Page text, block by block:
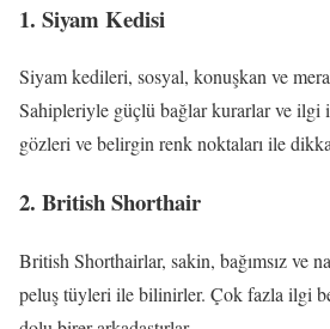
1. Siyam Kedisi
Siyam kedileri, sosyal, konuşkan ve
Sahipleriyle güçlü bağlar kurarlar ve ilgi
gözleri ve belirgin renk noktaları ile
2. British Shorthair
British Shorthairlar, sakin, bağımsız ve
peluş tüyleri ile bilinirler. Çok fazla ilgi